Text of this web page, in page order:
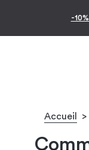
-
Accueil >